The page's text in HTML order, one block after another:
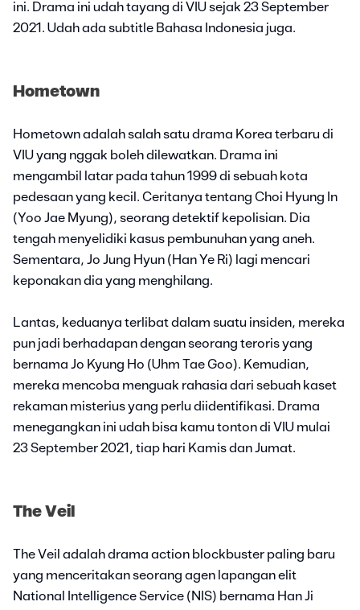
ini. Drama ini udah tayang di VIU sejak 23 September
2021. Udah ada subtitle Bahasa Indonesia juga.
Hometown
Hometown adalah salah satu drama Korea terbaru di
VIU yang nggak boleh dilewatkan. Drama ini
mengambil latar pada tahun 1999 di sebuah kota
pedesaan yang kecil. Ceritanya tentang Choi Hyung In
(Yoo Jae Myung), seorang detektif kepolisian. Dia
tengah menyelidiki kasus pembunuhan yang aneh.
Sementara, Jo Jung Hyun (Han Ye Ri) lagi mencari
keponakan dia yang menghilang.
Lantas, keduanya terlibat dalam suatu insiden, mereka
pun jadi berhadapan dengan seorang teroris yang
bernama Jo Kyung Ho (Uhm Tae Goo). Kemudian,
mereka mencoba menguak rahasia dari sebuah kaset
rekaman misterius yang perlu diidentifikasi. Drama
menegangkan ini udah bisa kamu tonton di VIU mulai
23 September 2021, tiap hari Kamis dan Jumat.
The Veil
The Veil adalah drama action blockbuster paling baru
yang menceritakan seorang agen lapangan elit
National Intelligence Service (NIS) bernama Han Ji